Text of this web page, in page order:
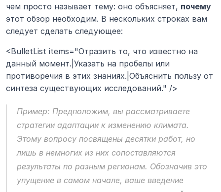
чем просто называет тему: оно объясняет, почему
этот обзор необходим. В нескольких строках вам
следует сделать следующее:
<BulletList items="Отразить то, что известно на
данный момент.|Указать на пробелы или
противоречия в этих знаниях.|Объяснить пользу от
синтеза существующих исследований." />
Пример: Предположим, вы рассматриваете
стратегии адаптации к изменению климата.
Этому вопросу посвящены десятки работ, но
лишь в немногих из них сопоставляются
результаты по разным регионам. Обозначив это
упущение в самом начале, ваше введение